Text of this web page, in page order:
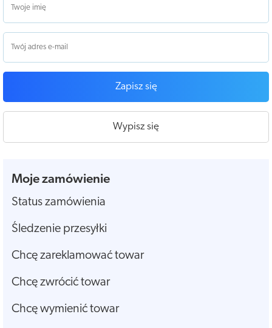
Zapisz się
Wypisz się
Moje zamówienie
Status zamówienia
Śledzenie przesyłki
Chcę zareklamować towar
Chcę zwrócić towar
Chcę wymienić towar